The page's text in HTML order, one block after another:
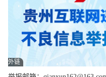
外链